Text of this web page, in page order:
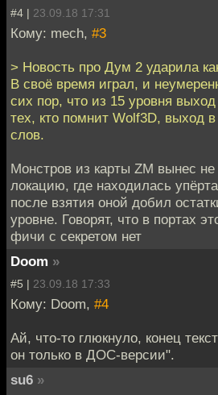
#4 | 23.09.18 17:31
Кому: mech, #3
> Новость про Дум 2 ударила
В своё время играл, и
сих пор, что из 15 уровня
тех, кто помнит Wolf3D, выход
слов.
Монстров из карты ZM вынес не
локацию, где находилась
после взятия оной добил
уровне. Говорят, что в портах
фичи с секретом нет
Doom »
#5 | 23.09.18 17:33
Кому: Doom, #4
Ай, что-то глюкнуло, конец
он только в ДОС-версии".
su6 »